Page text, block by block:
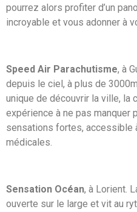
pourrez alors profiter d’un
incroyable et vous adonner à
Speed Air Parachutisme, à
depuis le ciel, à plus de
unique de découvrir la ville, la
expérience à ne pas manquer
sensations fortes, accessible
médicales.
Sensation Océan, à Lorient.
ouverte sur le large et vit au